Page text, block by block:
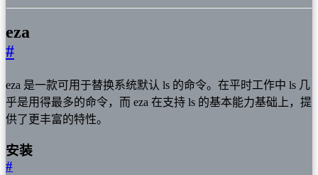
eza
#
eza 是一款可用于替换系统默认 ls 的命令。在平时工作中 ls 几
乎是用得最多的命令，而 eza 在支持 ls 的基本能力基础上，提
供了更丰富的特性。
安装
#